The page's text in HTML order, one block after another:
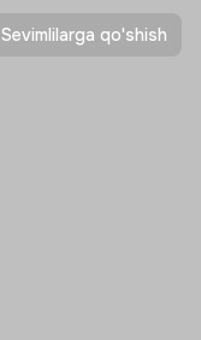
Sevimlilarga qo'shish